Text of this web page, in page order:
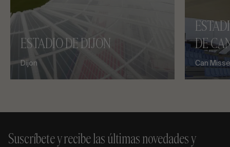
ESTADIO DE DIJON
Dijon
DE
Can
Suscríbete y recibe las últimas novedades y